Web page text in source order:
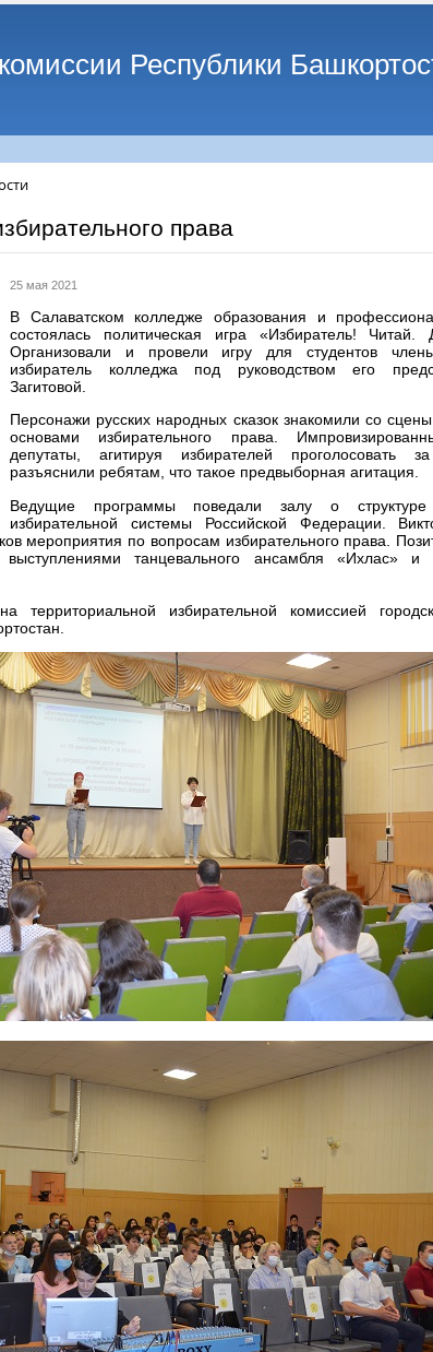
Республики
права
25 мая 2021
В Салаватском колледже образования и
состоялась политическая игра «Избиратель! Читай.
Организовали и провели игру для студентов
избиратель колледжа под руководством его
Загитовой.
Персонажи русских народных сказок знакомили со
основами избирательного права.
депутаты, агитируя избирателей проголосовать
разъяснили ребятам, что такое предвыборная агитация.
Ведущие программы поведали залу о структуре
избирательной системы Российской Федерации.
мероприятия по вопросам избирательного права.
танцевального ансамбля «Ихлас» и
территориальной избирательной комиссией